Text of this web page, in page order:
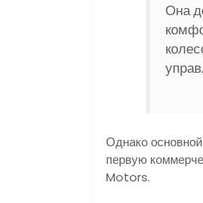
Она
Однако
первую
Motors.